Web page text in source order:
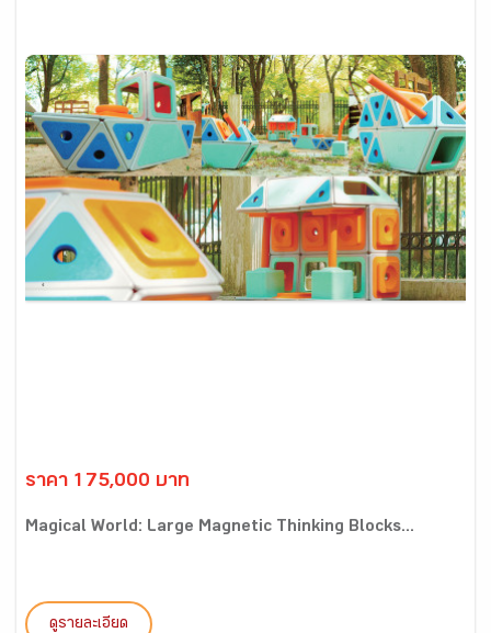
ราคา 175,000 บาท
Magical World: Large Magnetic Thinking Blocks...
ดูรายละเอียด